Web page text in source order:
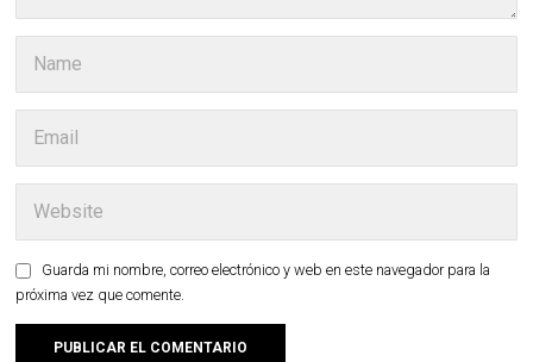
Guarda mi nombre, correo electrónico y web en este navegador para la
próxima vez que comente.